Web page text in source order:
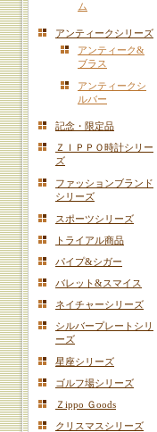
ム
アンティークシリーズ
アンティーク&
ブラス
アンティークシ
ルバー
記念・限定品
ＺＩＰＰＯ時計シリー
ズ
ファッションブランド
シリーズ
スポーツシリーズ
トライアル商品
パイプ&シガー
バレット&スマイス
ネイチャーシリーズ
シルバープレートシリ
ーズ
星座シリーズ
ゴルフ場シリーズ
Ｚippo Ｇoods
クリスマスシリーズ